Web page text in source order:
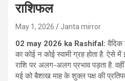
राशिफल
May 1, 2026 Janta mirror
02 may 2026 ka Rashifal:वैदिक
का कोई न कोई स्‍वामी ग्रह होता है. ऐसे
राशि पर अलग-अलग प्रभाव पड़ता है.
मई को बैशाख माह के शुक्ल पक्ष की